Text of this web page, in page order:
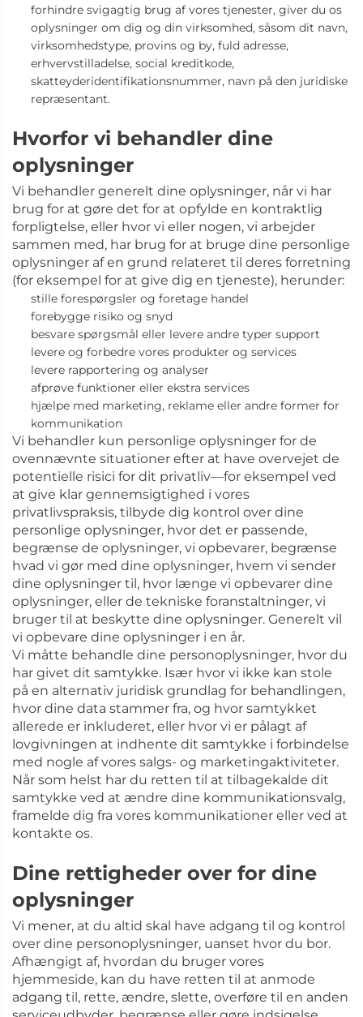
forhindre svigagtig brug af vores tjenester, giver du os
oplysninger om dig og din virksomhed, såsom dit navn,
virksomhedstype, provins og by, fuld adresse,
erhvervstilladelse, social kreditkode,
skatteyderidentifikationsnummer, navn på den juridiske
repræsentant.
Hvorfor vi behandler dine
oplysninger
Vi behandler generelt dine oplysninger, når vi har
brug for at gøre det for at opfylde en kontraktlig
forpligtelse, eller hvor vi eller nogen, vi arbejder
sammen med, har brug for at bruge dine personlige
oplysninger af en grund relateret til deres forretning
(for eksempel for at give dig en tjeneste), herunder:
stille forespørgsler og foretage handel
forebygge risiko og snyd
besvare spørgsmål eller levere andre typer support
levere og forbedre vores produkter og services
levere rapportering og analyser
afprøve funktioner eller ekstra services
hjælpe med marketing, reklame eller andre former for
kommunikation
Vi behandler kun personlige oplysninger for de
ovennævnte situationer efter at have overvejet de
potentielle risici for dit privatliv—for eksempel ved
at give klar gennemsigtighed i vores
privatlivspraksis, tilbyde dig kontrol over dine
personlige oplysninger, hvor det er passende,
begrænse de oplysninger, vi opbevarer, begrænse
hvad vi gør med dine oplysninger, hvem vi sender
dine oplysninger til, hvor længe vi opbevarer dine
oplysninger, eller de tekniske foranstaltninger, vi
bruger til at beskytte dine oplysninger. Generelt vil
vi opbevare dine oplysninger i en år.
Vi måtte behandle dine personoplysninger, hvor du
har givet dit samtykke. Især hvor vi ikke kan stole
på en alternativ juridisk grundlag for behandlingen,
hvor dine data stammer fra, og hvor samtykket
allerede er inkluderet, eller hvor vi er pålagt af
lovgivningen at indhente dit samtykke i forbindelse
med nogle af vores salgs- og marketingaktiviteter.
Når som helst har du retten til at tilbagekalde dit
samtykke ved at ændre dine kommunikationsvalg,
framelde dig fra vores kommunikationer eller ved at
kontakte os.
Dine rettigheder over for dine
oplysninger
Vi mener, at du altid skal have adgang til og kontrol
over dine personoplysninger, uanset hvor du bor.
Afhængigt af, hvordan du bruger vores
hjemmeside, kan du have retten til at anmode
adgang til, rette, ændre, slette, overføre til en anden